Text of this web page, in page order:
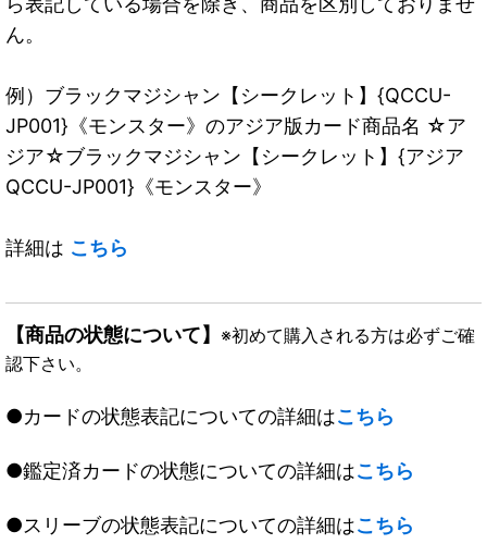
ん。
例）ブラックマジシャン【シークレット】{QCCU-
JP001}《モンスター》のアジア版カード商品名 ☆ア
ジア☆ブラックマジシャン【シークレット】{アジア
QCCU-JP001}《モンスター》
詳細は こちら
【商品の状態について】 ※初めて購入される方は必ずご確
認下さい。
●カードの状態表記についての詳細はこちら
●鑑定済カードの状態についての詳細はこちら
●スリーブの状態表記についての詳細はこちら